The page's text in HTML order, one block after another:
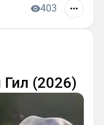
403
(2026)